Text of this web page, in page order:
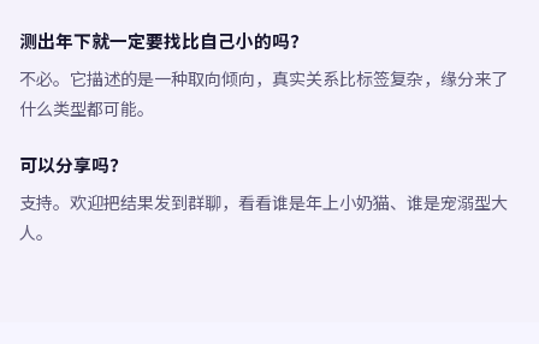
测出年下就一定要找比自己小的吗？
不必。它描述的是一种取向倾向，真实关系比标签复杂，缘分来了
什么类型都可能。
可以分享吗？
支持。欢迎把结果发到群聊，看看谁是年上小奶猫、谁是宠溺型大
人。